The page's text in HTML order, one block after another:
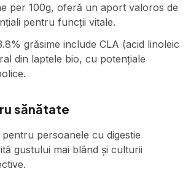
per 100g, oferă un aport valoros de
pentru funcții vitale.
grăsime include CLA (acid linoleic
din laptele bio, cu potențiale
sănătate
pentru persoanele cu digestie
gustului mai blând și culturii